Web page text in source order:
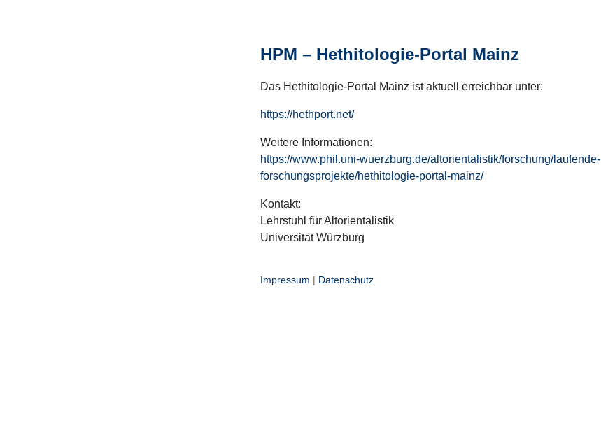
HPM – Hethitologie-Portal Mainz
Das Hethitologie-Portal Mainz ist aktuell erreichbar unter:
https://hethport.net/
Weitere Informationen:
https://www.phil.uni-wuerzburg.de/altorientalistik/forschung/laufende-
forschungsprojekte/hethitologie-portal-mainz/
Kontakt:
Lehrstuhl für Altorientalistik
Universität Würzburg
Impressum | Datenschutz